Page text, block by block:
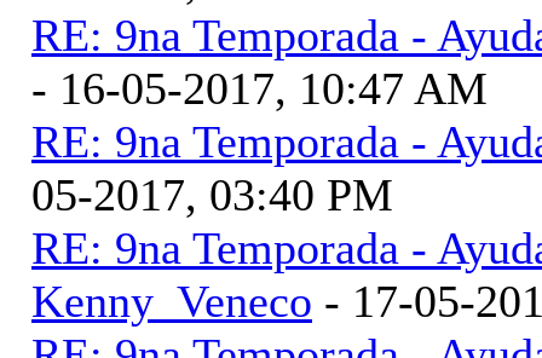
RE: 9na Temporada -
- 16-05-2017, 10:47 AM
RE: 9na Temporada -
05-2017, 03:40 PM
RE: 9na Temporada -
Kenny_Veneco - 17-05-